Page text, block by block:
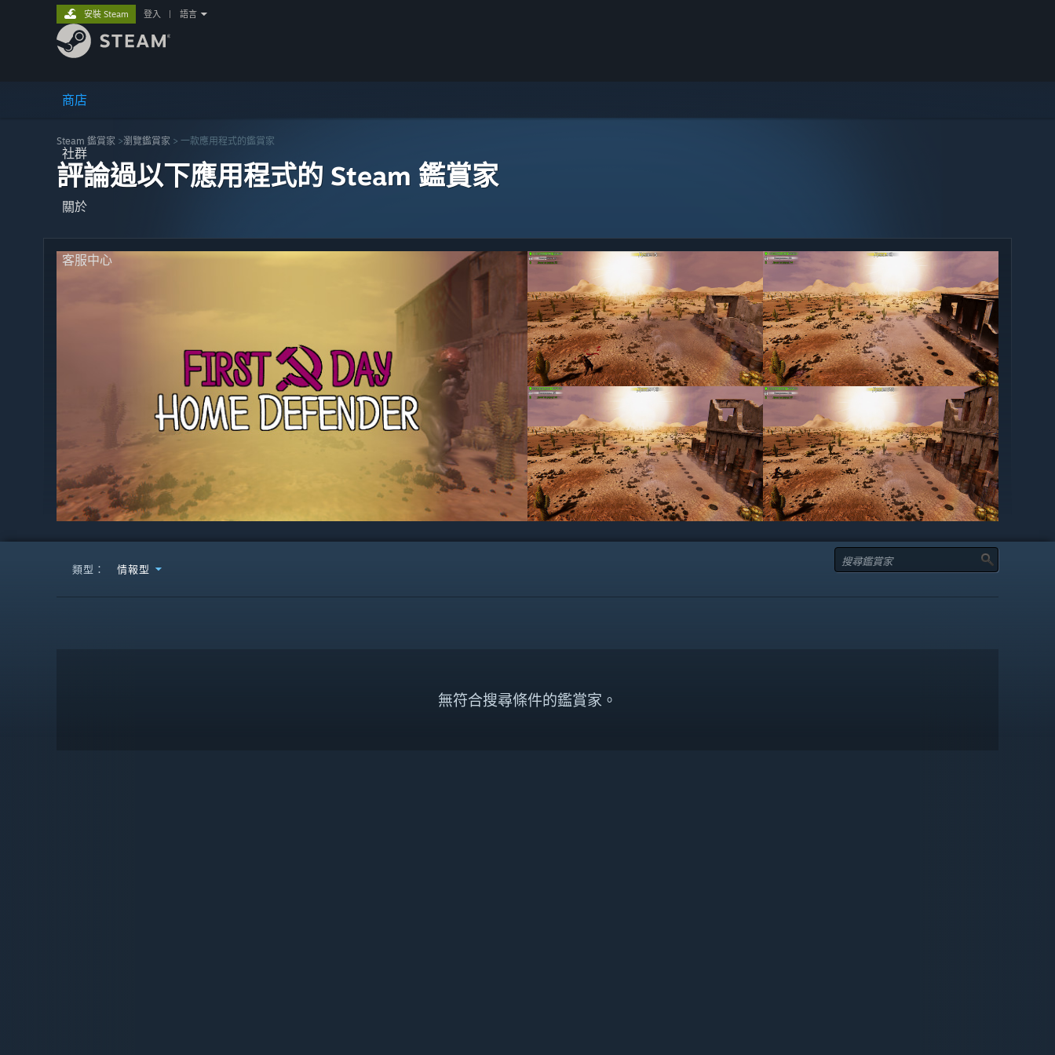
商店
社群
關於
客服中心
安裝 Steam 登入 語言
Steam 鑑賞家 >瀏覽鑑賞家 > 一款應用程式的鑑賞家
評論過以下應用程式的 Steam 鑑賞家
類型： 情報型
無符合搜尋條件的鑑賞家。